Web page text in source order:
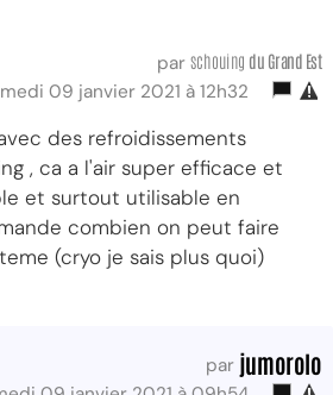
par schouing du Grand Est
09 janvier 2021 à 12h32
des refroidissements
, ca a l'air super efficace et
et surtout utilisable en
combien on peut faire
(cryo je sais plus quoi)
par jumorolo